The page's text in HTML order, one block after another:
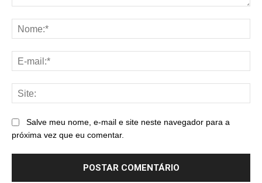
Salve meu nome, e-mail e site neste navegador para a
próxima vez que eu comentar.